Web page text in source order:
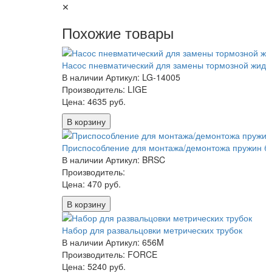
✕
Похожие товары
Насос пневматический для замены тормозной
В наличии Артикул: LG-14005
Производитель: LIGE
Цена: 4635 руб.
В корзину
Приспособление для монтажа/демонтожа
В наличии Артикул: BRSC
Производитель:
Цена: 470 руб.
В корзину
Набор для развальцовки метрических трубок
В наличии Артикул: 656M
Производитель: FORCE
Цена: 5240 руб.